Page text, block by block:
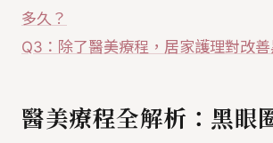
多久？
Q3：除了醫美療程，居家護理對改
醫美療程全解析：黑眼